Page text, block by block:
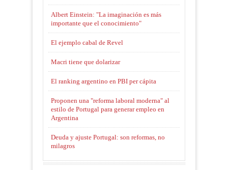
Albert Einstein: "La imaginación es más
importante que el conocimiento"
El ejemplo cabal de Revel
Macri tiene que dolarizar
El ranking argentino en PBI per cápita
Proponen una "reforma laboral moderna" al
estilo de Portugal para generar empleo en
Argentina
Deuda y ajuste Portugal: son reformas, no
milagros